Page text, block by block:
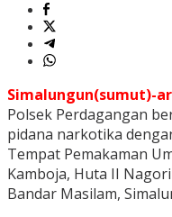
Simalungun(sumut)-
Polsek Perdagangan
pidana narkotika
Tempat Pemakaman
Kamboja, Huta II
Bandar Masilam,